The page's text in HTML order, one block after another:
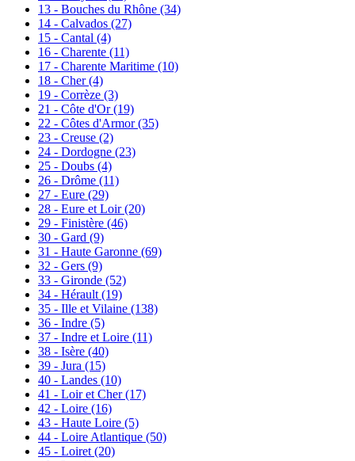
13 - Bouches du Rhône (34)
14 - Calvados (27)
15 - Cantal (4)
16 - Charente (11)
17 - Charente Maritime (10)
18 - Cher(4)
19 - Corrèze (3)
21 - Côte d'Or(19)
22 - Côtes d'Armor(35)
23 - Creuse (2)
24 - Dordogne (23)
25 - Doubs (4)
26 - Drôme (11)
27 - Eure (29)
28 - Eure et Loir(20)
29 - Finistère (46)
30 - Gard (9)
31 - Haute Garonne (69)
32 - Gers (9)
33 - Gironde (52)
34 - Hérault(19)
35 - Ille et Vilaine (138)
36 - Indre (5)
37 - Indre et Loire (11)
38 - Isère (40)
39 - Jura (15)
40 - Landes (10)
41 - Loir et Cher(17)
42 - Loire (16)
43 - Haute Loire (5)
44 - Loire Atlantique (50)
45 - Loiret(20)